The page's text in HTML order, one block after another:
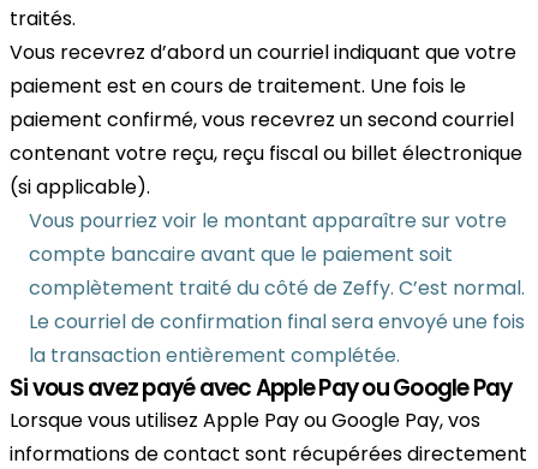
traités.
Vous recevrez d’abord un courriel indiquant que votre
paiement est en cours de traitement. Une fois le
paiement confirmé, vous recevrez un second courriel
contenant votre reçu, reçu fiscal ou billet électronique
(si applicable).
Vous pourriez voir le montant apparaître sur votre
compte bancaire avant que le paiement soit
complètement traité du côté de Zeffy. C’est normal.
Le courriel de confirmation final sera envoyé une fois
la transaction entièrement complétée.
Si vous avez payé avec Apple Pay ou Google Pay
Lorsque vous utilisez Apple Pay ou Google Pay, vos
informations de contact sont récupérées directement